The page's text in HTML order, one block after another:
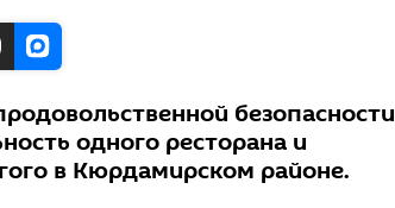
безопасности
одного ресторана и
в Кюрдамирском районе.